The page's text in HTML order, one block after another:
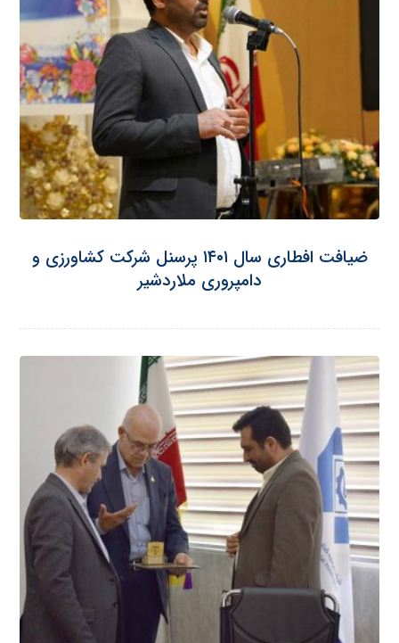
ضیافت افطاری سال ۱۴۰۱ پرسنل شرکت کشاورزی و
دامپروری ملاردشیر